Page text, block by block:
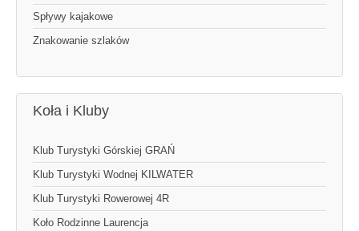
Spływy kajakowe
Znakowanie szlaków
Koła i Kluby
Klub Turystyki Górskiej GRAŃ
Klub Turystyki Wodnej KILWATER
Klub Turystyki Rowerowej 4R
Koło Rodzinne Laurencja